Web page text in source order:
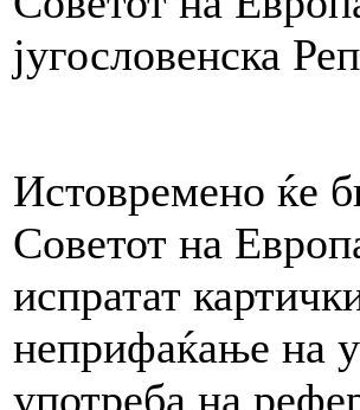
југословенска
Истовремено ќе
Советот на
испратат
неприфаќање на
употреба на